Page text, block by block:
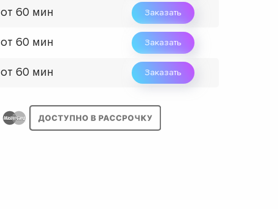
от 60 мин Заказать
от 60 мин Заказать
от 60 мин Заказать